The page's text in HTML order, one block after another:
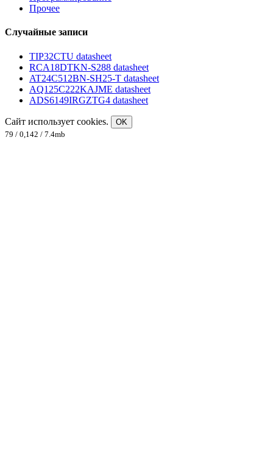
Прочее
Случайные записи
TIP32CTU datasheet
RCA18DTKN-S288 datasheet
AT24C512BN-SH25-T datasheet
AQ125C222KAJME datasheet
ADS6149IRGZTG4 datasheet
Сайт использует cookies.
OK
79 / 0,142 / 7.4mb